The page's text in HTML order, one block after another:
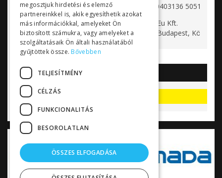
IBAN:
HU89 10403136 50515250
Webhosting szolgáltató:
Tárhely.Eu Kft.
H-1097 Budapest,
AKCIÓK
Akciók, kedvezmények
megosztjuk hirdetési és elemző
partnereinkkel is, akik egyesíthetik azokat
más információkkal, amelyeket Ön
biztosított számukra, vagy amelyeket a
szolgáltatásaik Ön általi használatából
gyűjtöttek össze. Bővebben
TELJESÍTMÉNY
CÉLZÁS
FUNKCIONALITÁS
BESOROLATLAN
ÖSSZES ELFOGADÁSA